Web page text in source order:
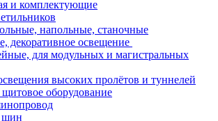
и комплектующие
напольные, станочные
декоративное освещение
для модульных и магистральных
высоких пролётов и туннелей
оборудование
шин